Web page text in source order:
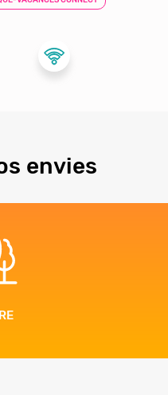
envies